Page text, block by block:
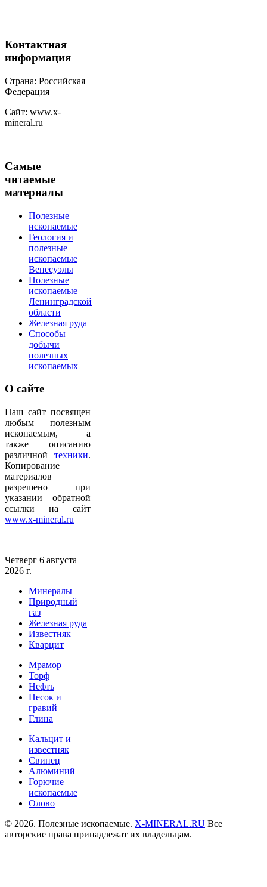
Контактная
информация
Страна: Российская
Федерация
Сайт: www.x-
mineral.ru
Самые
читаемые
материалы
Полезные
ископаемые
Геология и
полезные
ископаемые
Венесуэлы
Полезные
ископаемые
Ленинградской
области
Железная руда
Способы
добычи
полезных
ископаемых
О сайте
Наш сайт посвящен
любым полезным
ископаемым, а
также описанию
различной техники.
Копирование
материалов
разрешено при
указании обратной
ссылки на сайт
www.x-mineral.ru
Четверг 6 августа
2026 г.
Минералы
Природный
газ
Железная руда
Известняк
Кварцит
Мрамор
Торф
Нефть
Песок и
гравий
Глина
Кальцит и
известняк
Свинец
Алюминий
Горючие
ископаемые
Олово
© 2026. Полезные ископаемые. X-MINERAL.RU Все
авторские права принадлежат их владельцам.